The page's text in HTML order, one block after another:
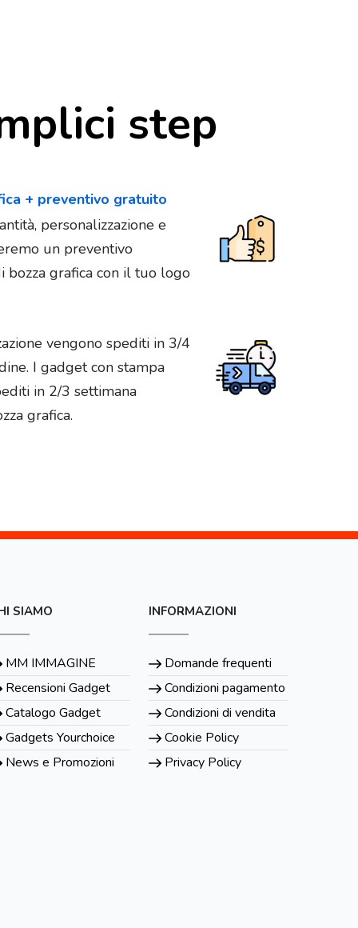
step
+ preventivo gratuito
personalizzazione e
un preventivo
bozza grafica con il tuo logo
vengono spediti in 3/4
I gadget con stampa
in 2/3 settimana
grafica.
SIAMO
MM IMMAGINE
Recensioni Gadget
Catalogo Gadget
Gadgets Yourchoice
News e Promozioni
INFORMAZIONI
Domande frequenti
Condizioni pagamento
Condizioni di vendita
Cookie Policy
Privacy Policy